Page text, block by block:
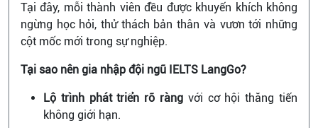
Tại đây, mỗi thành viên đều được khuyến khích không
ngừng học hỏi, thử thách bản thân và vươn tới những
cột mốc mới trong sự nghiệp.
Tại sao nên gia nhập đội ngũ IELTS LangGo?
Lộ trình phát triển rõ ràng với cơ hội thăng tiến
không giới hạn.